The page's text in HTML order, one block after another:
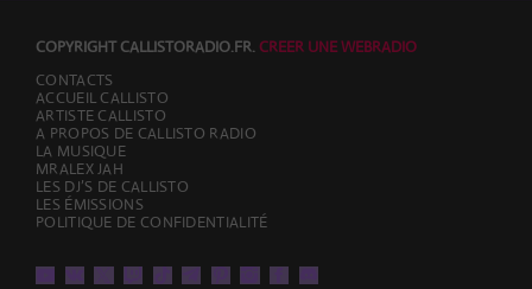
Bagheera
CLASSEMENT
Classement electro
COPYRIGHT CALLISTORADIO.FR.CREER UNE WEBRADIO
CONTACTS
ACCUEIL CALLISTO
ARTISTE CALLISTO
A PROPOS DE CALLISTO RADIO
LA MUSIQUE
MRALEX JAH
LES DJ’S DE CALLISTO
LES ÉMISSIONS
POLITIQUE DE CONFIDENTIALITÉ